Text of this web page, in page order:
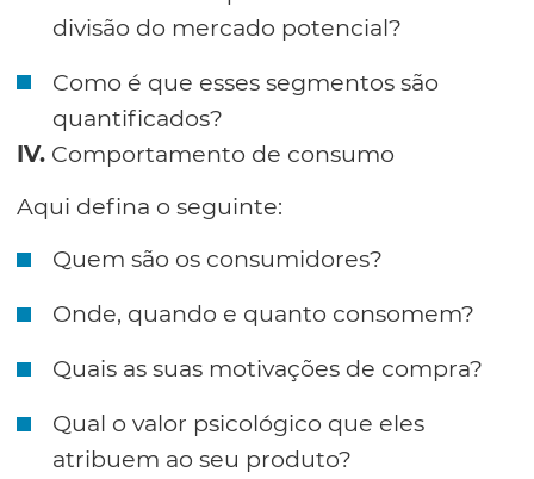
divisão do mercado potencial?
Como é que esses segmentos são
quantificados?
IV. Comportamento de consumo
Aqui defina o seguinte:
Quem são os consumidores?
Onde, quando e quanto consomem?
Quais as suas motivações de compra?
Qual o valor psicológico que eles
atribuem ao seu produto?